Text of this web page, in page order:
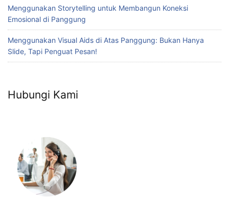
Menggunakan Storytelling untuk Membangun Koneksi
Emosional di Panggung
Menggunakan Visual Aids di Atas Panggung: Bukan Hanya
Slide, Tapi Penguat Pesan!
Hubungi Kami